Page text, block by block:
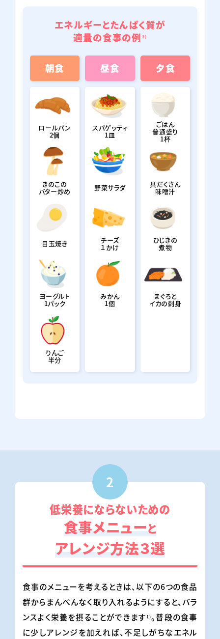
エネルギーとたんぱく質が
適量の食事の例 3)
朝食
ロールパン
2個
きのこの
バター炒め
目玉焼き
ヨーグルト
1パック
りんご
半分
昼食
スパゲッティ
1皿
野菜サラダ
チーズ
１かけ
みかん
1個
夕食
ごはん
普通盛り
1杯
具だくさん
味噌汁
ひじきの
煮物
まぐろと
イカの刺身
2
低栄養にならないための
食事メニューと
アレンジ方法３選
食事のメニューを考えるときは、以下の6つの食品
群からまんべんなく取り入れるようにすると、バラ
ンスよく栄養を摂ることができます1)。普段の食事
に少しアレンジを加えれば、不足しがちなエネル
アイソカル® とろっとゼリー
ネスレ ヘルスサイエンスオンラインショップで購入
amazonで購入 楽天市場で購入
ショッピングで購入
au Pay
マーケットで購入